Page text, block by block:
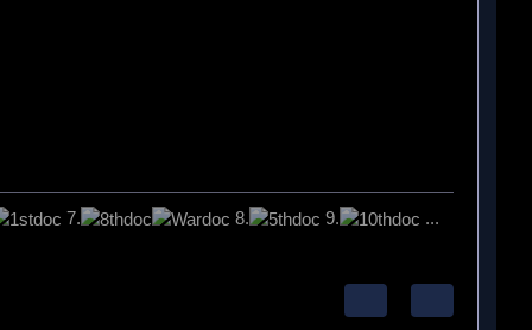
7. 8. 9.
...